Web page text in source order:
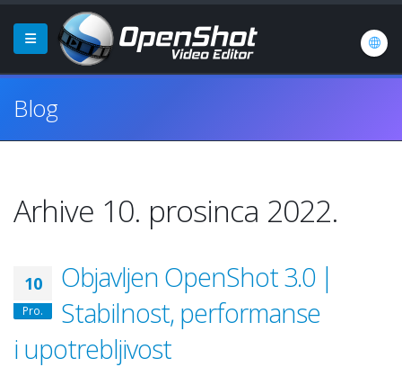
Blog
Arhive 10. prosinca 2022.
10
Pro.
Objavljen OpenShot 3.0 |
Stabilnost, performanse
i upotrebljivost